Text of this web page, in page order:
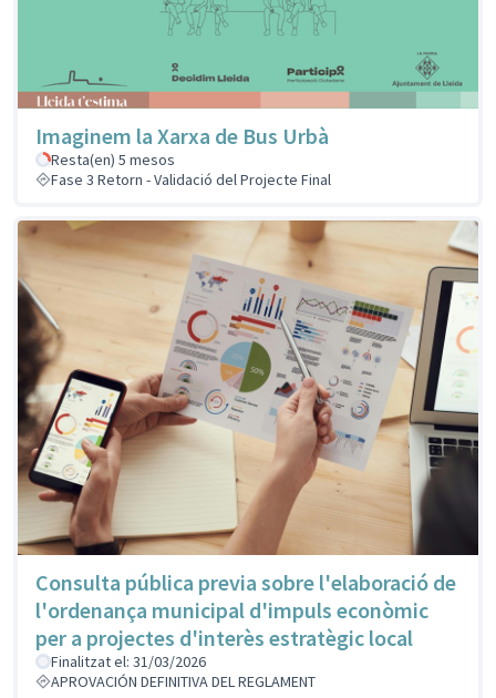
Imaginem la Xarxa de Bus Urbà
Resta(en) 5 mesos
Fase 3 Retorn - Validació del Projecte Final
Consulta pública previa sobre l'elaboració de
l'ordenança municipal d'impuls econòmic
per a projectes d'interès estratègic local
Finalitzat el: 31/03/2026
APROVACIÓN DEFINITIVA DEL REGLAMENT